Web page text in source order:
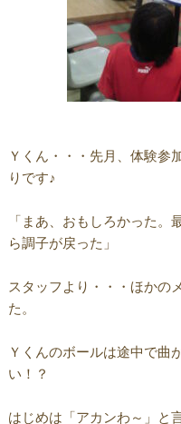
Ｙくん・・・先月、体験参
りです♪
「まあ、おもしろかった
ら調子が戻った」
スタッフより・・・ほかの
た。
Ｙくんのボールは途中で曲
い！？
はじめは「アカンわ～」と